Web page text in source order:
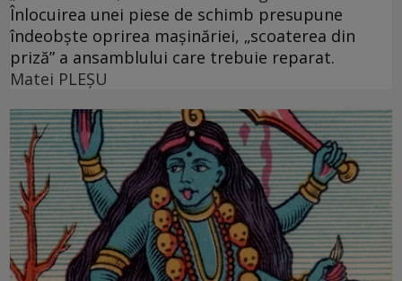
Înlocuirea unei piese de schimb presupune
îndeobște oprirea mașinăriei, „scoaterea din
priză” a ansamblului care trebuie reparat.
Matei PLEŞU